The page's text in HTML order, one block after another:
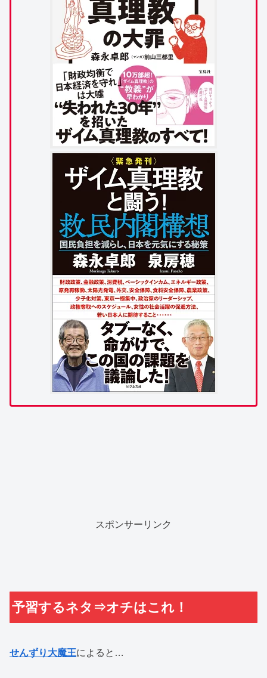
スポンサーリンク
予習するネタ⇒オチはこれ！
せんずり大魔王によると…